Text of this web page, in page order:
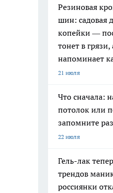
Резиновая
шин: садовая
копейки —
тонет в
напоминает
21 июля
Что сначала:
потолок или
запомните
22 июля
Гель-лак
трендов
россиянки